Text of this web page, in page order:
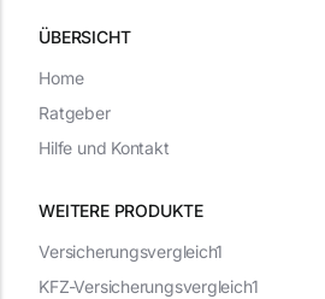
ÜBERSICHT
WEITERE PRODUKTE
Versicherungsvergleich1
KFZ-Versicherungsvergleich1
Home
Ratgeber
Hilfe und Kontakt